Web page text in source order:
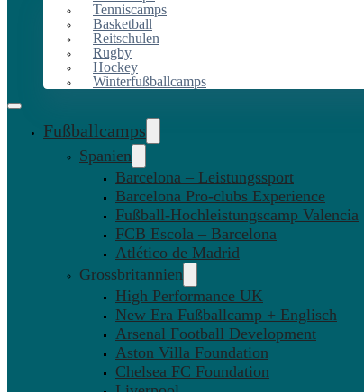
Tenniscamps
Basketball
Reitschulen
Rugby
Hockey
Winterfußballcamps
Fußballcamps
Spanien
Barcelona – Leistungssport
Barcelona Pro-clubs Experience
Fußball-Hochleistungscamp Valencia
FCB Escola – Barcelona
Atlético de Madrid
Grossbritannien
High Performance UK
New Era Fußballcamp + Englisch
Arsenal Football Development
Aston Villa Foundation
Chelsea FC Foundation